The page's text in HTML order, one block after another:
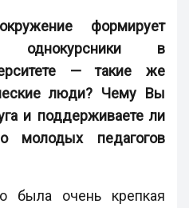
формирует
однокурсники в
— такие же
люди? Чему Вы
и поддерживаете ли
молодых педагогов
была очень крепкая